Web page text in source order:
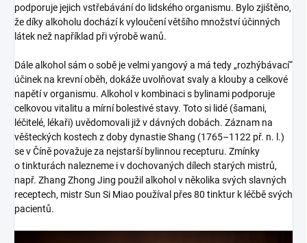
podporuje jejich vstřebávání do lidského organismu. Bylo zjištěno,
že díky alkoholu dochází k vyloučení většího množství účinných
látek než například při výrobě wanů.
Dále alkohol sám o sobě je velmi yangový a má tedy „rozhýbávací“
účinek na krevní oběh, dokáže uvolňovat svaly a klouby a celkové
napětí v organismu. Alkohol v kombinaci s bylinami podporuje
celkovou vitalitu a mírní bolestivé stavy. Toto si lidé (šamani,
léčitelé, lékaři) uvědomovali již v dávných dobách. Záznam na
věšteckých kostech z doby dynastie Shang (1765–1122 př. n. l.)
se v Číně považuje za nejstarší bylinnou recepturu. Zmínky
o tinkturách nalezneme i v dochovaných dílech starých mistrů,
např. Zhang Zhong Jing použil alkohol v několika svých slavných
receptech, mistr Sun Si Miao používal přes 80 tinktur k léčbě svých
pacientů.